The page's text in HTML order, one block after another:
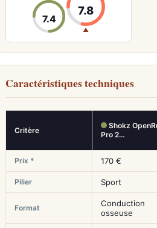
7.4
7.8
▲
Caractéristiques techniques
Critère
Shokz
Pro 2…
Prix * 170 €
Pilier Sport
Format
Conduction
osseuse